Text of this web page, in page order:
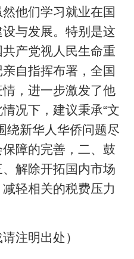
他们学习就业在国
与发展。特别是这
产党视人民生命重
自指挥布署，全国
，进一步激发了他
况下，建议秉承“文
绕新华人华侨问题尽
障的完善，二、鼓
解除开拓国内市场
轻相关的税费压力
注明出处）